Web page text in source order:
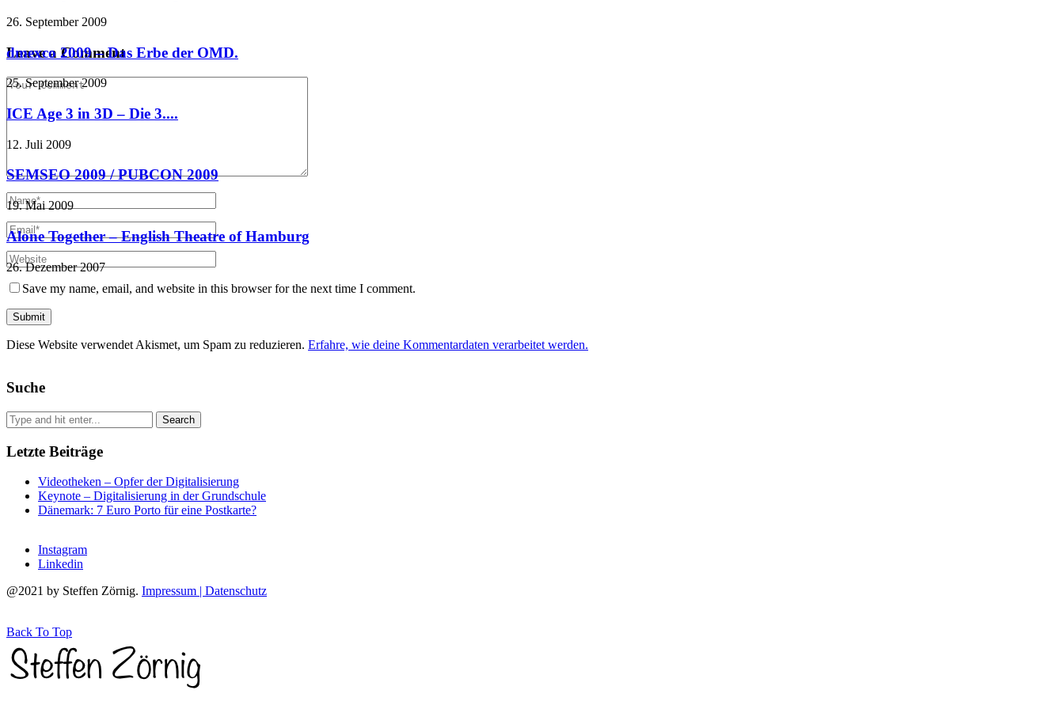
26. September 2009
dmexco 2009 – Das Erbe der OMD.
25. September 2009
ICE Age 3 in 3D – Die 3....
12. Juli 2009
SEMSEO 2009 / PUBCON 2009
19. Mai 2009
Alone Together – English Theatre of Hamburg
26. Dezember 2007
Leave a Comment
Save my name, email, and website in this browser for the next time I comment.
Diese Website verwendet Akismet, um Spam zu reduzieren. Erfahre, wie deine Kommentardaten verarbeitet werden.
Suche
Letzte Beiträge
Videotheken – Opfer der Digitalisierung
Keynote – Digitalisierung in der Grundschule
Dänemark: 7 Euro Porto für eine Postkarte?
Instagram
Linkedin
@2021 by Steffen Zörnig. Impressum | Datenschutz
Back To Top